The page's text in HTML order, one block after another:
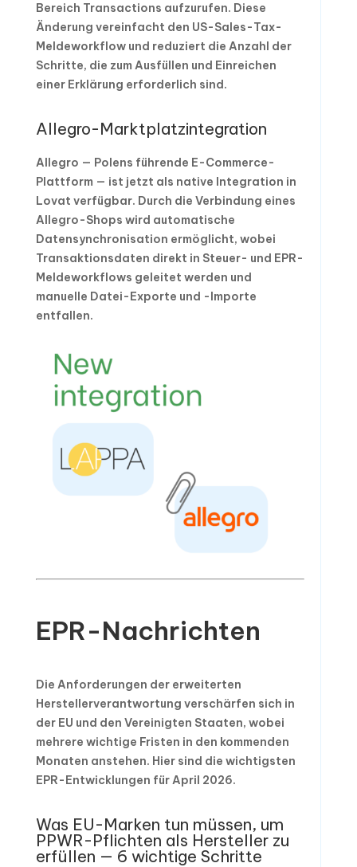
Bereich Transactions aufzurufen. Diese
Änderung vereinfacht den US-Sales-Tax-
Meldeworkflow und reduziert die Anzahl der
Schritte, die zum Ausfüllen und Einreichen
einer Erklärung erforderlich sind.
Allegro-Marktplatzintegration
Allegro — Polens führende E-Commerce-
Plattform — ist jetzt als native Integration in
Lovat verfügbar. Durch die Verbindung eines
Allegro-Shops wird automatische
Datensynchronisation ermöglicht, wobei
Transaktionsdaten direkt in Steuer- und EPR-
Meldeworkflows geleitet werden und
manuelle Datei-Exporte und -Importe
entfallen.
EPR-Nachrichten
Die Anforderungen der erweiterten
Herstellerverantwortung verschärfen sich in
der EU und den Vereinigten Staaten, wobei
mehrere wichtige Fristen in den kommenden
Monaten anstehen. Hier sind die wichtigsten
EPR-Entwicklungen für April 2026.
Was EU-Marken tun müssen, um
PPWR-Pflichten als Hersteller zu
erfüllen — 6 wichtige Schritte